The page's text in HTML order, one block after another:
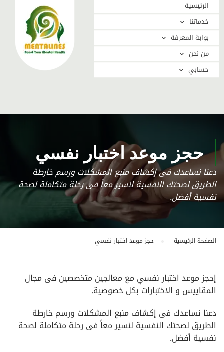
الرئيسية
خدماتنا
بوابة المعرفة
من نحن
حسابي
حجز موعد اختبار نفسي
دعنا نساعدك فى إكشاف منبع المشكلات ورسم خارطة
الطريق لصحتك النفسية لنسير معاً فى رحلة متكاملة لصحة
نفسية أفضل.
الصفحة الرئيسية حجز موعد اختبار نفسي
إحجز موعد اختبار نفسي مع معالجين متخصصين فى مجال
المقاييس و الاختبارات بكل خصوصية.
دعنا نساعدك فى إكشاف منبع المشكلات ورسم خارطة
الطريق لصحتك النفسية لنسير معاً فى رحلة متكاملة لصحة
نفسية أفضل.